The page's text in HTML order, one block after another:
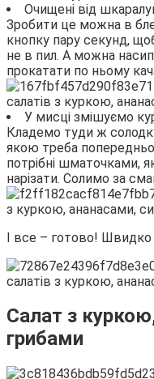
Очищені від
Зробити це можна в
кнопку пару секунд,
не в пил. А можна
прокатати по ньому
У мисці змішуємо
Кладемо туди ж
якою треба
потрібні шматочками,
нарізати. Солимо за
І все – готово! Швидко
Салат з
грибами